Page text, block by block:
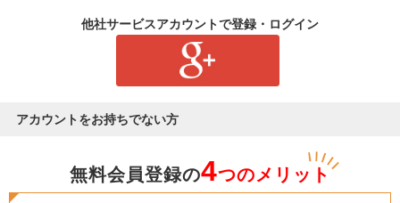
他社サービスアカウントで登録・ログイン
アカウントをお持ちでない方
無料会員登録の4つのメリット